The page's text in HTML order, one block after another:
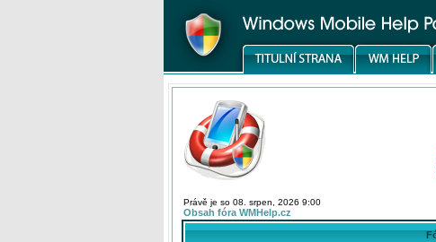
Právě je so 08. srpen, 2026 9:00
Obsah fóra WMHelp.cz